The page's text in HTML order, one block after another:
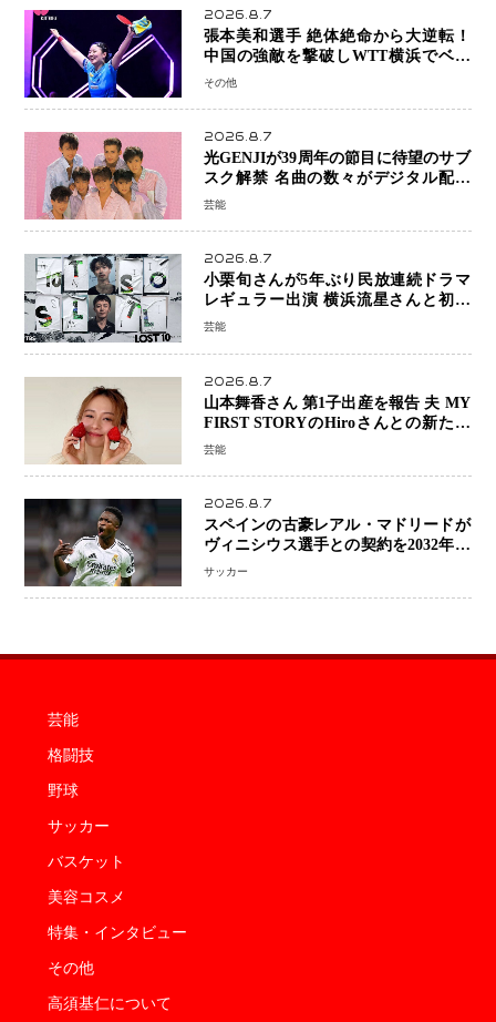
2026.8.7
張本美和選手 絶体絶命から大逆転！
中国の強敵を撃破しWTT横浜でベス
ト8進出
その他
2026.8.7
光GENJIが39周年の節目に待望のサブ
スク解禁 名曲の数々がデジタル配信
へ 40周年へ向け1年間で全作品を順次
芸能
2026.8.7
小栗旬さんが5年ぶり民放連続ドラマ
レギュラー出演 横浜流星さんと初共
演『LOST10』で異色バディ結成
芸能
2026.8.7
山本舞香さん 第1子出産を報告 夫 MY
FIRST STORYのHiroさんとの新たな
家族生活「母子ともに健康」
芸能
2026.8.7
スペインの古豪レアル・マドリードが
ヴィニシウス選手との契約を2032年ま
で延長 長期交渉が決着 年俸は約43億
サッカー
芸能
格闘技
野球
サッカー
バスケット
美容コスメ
特集・インタビュー
その他
高須基仁について